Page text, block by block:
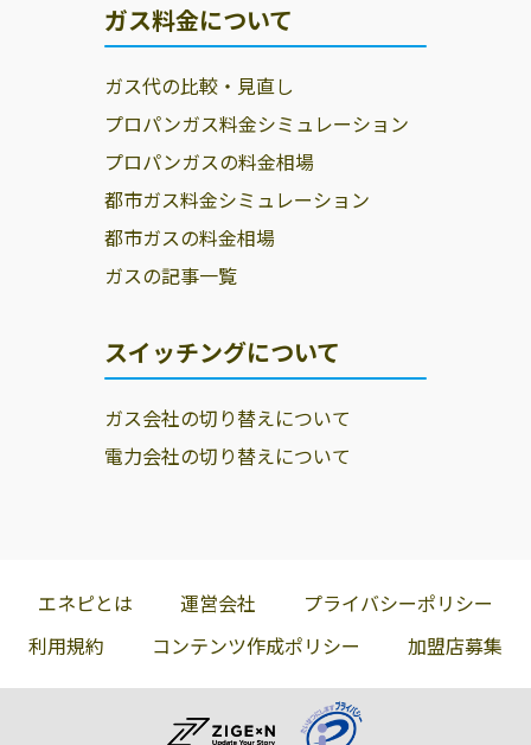
ガス料金について
ガス代の比較・見直し
プロパンガス料金シミュレーション
プロパンガスの料金相場
都市ガス料金シミュレーション
都市ガスの料金相場
ガスの記事一覧
スイッチングについて
ガス会社の切り替えについて
電力会社の切り替えについて
エネピとは 運営会社
プライバシーポリシー
利用規約
コンテンツ作成ポリシー 加盟店募集